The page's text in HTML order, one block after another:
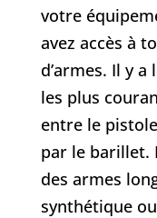
votre
avez accès à
d’armes. Il y
les plus
entre le
par le barillet.
des armes
synthétique